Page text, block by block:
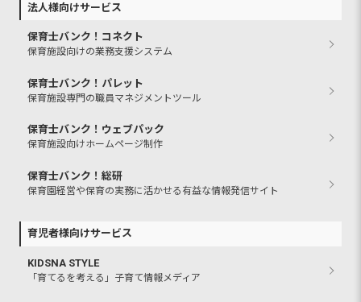
法人様向けサービス
保育士バンク！コネクト
保育施設向けの業務支援システム
保育士バンク！パレット
保育施設専門の職員マネジメントツール
保育士バンク！ウェブパック
保育施設向けホームページ制作
保育士バンク！総研
保育園経営や保育の実務に活かせる有益な情報発信サイト
育児者様向けサービス
KIDSNA STYLE
「育てるを考える」子育て情報メディア